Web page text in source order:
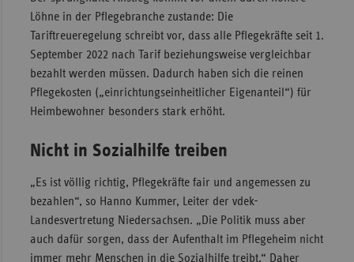
Löhne in der Pflegebranche zustande: Die
Tariftreueregelung schreibt vor, dass alle Pflegekräfte seit 1.
September 2022 nach Tarif beziehungsweise vergleichbar
bezahlt werden müssen. Dadurch haben sich die reinen
Pflegekosten („einrichtungseinheitlicher Eigenanteil“) für
Heimbewohner besonders stark erhöht.
Nicht in Sozialhilfe treiben
„Es ist völlig richtig, Pflegekräfte fair und angemessen zu
bezahlen“, so Hanno Kummer, Leiter der vdek-
Landesvertretung Niedersachsen. „Die Politik muss aber
auch dafür sorgen, dass der Aufenthalt im Pflegeheim nicht
immer mehr Menschen in die Sozialhilfe treibt.“ Daher